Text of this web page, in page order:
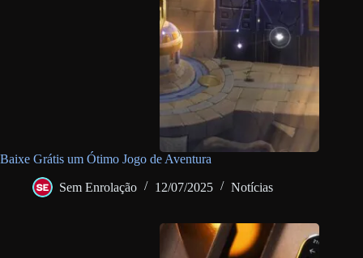
Baixe Grátis um Ótimo Jogo de Aventura
Sem Enrolação 12/07/2025 Notícias